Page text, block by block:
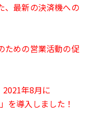
、最新の決済機への
ための営業活動の促
年8月に
を導入しました！